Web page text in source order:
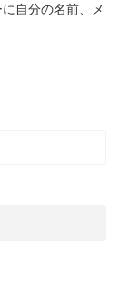
自分の名前、メ